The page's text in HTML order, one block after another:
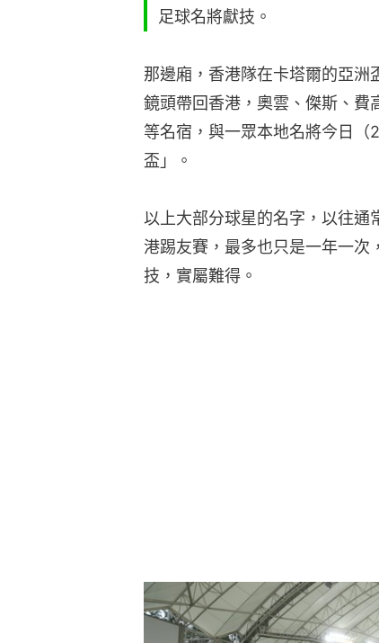
足球名將獻技。
那邊廂，香港隊在卡塔爾的亞
鏡頭帶回香港，奧雲、傑斯、費
等名宿，與一眾本地名將今日
盃」。
以上大部分球星的名字，以往通
港踢友賽，最多也只是一年一次
技，實屬難得。